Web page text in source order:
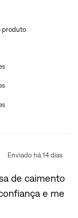
produto
Enviado há14 dias
de caimento
e me